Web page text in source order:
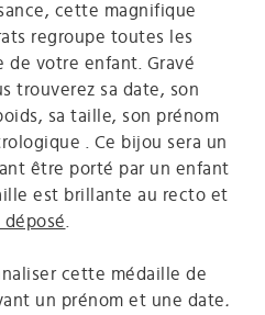
cette magnifique
regroupe toutes les
de votre enfant. Gravé
trouverez sa date, son
sa taille, son prénom
. Ce bijou sera un
être porté par un enfant
est brillante au recto et
cette médaille de
un prénom et une date.